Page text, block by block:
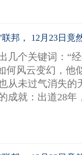
邦， 12月23日竟
几个关键词：“
何风云变幻，他
从未过气消失的
成就：出道28年